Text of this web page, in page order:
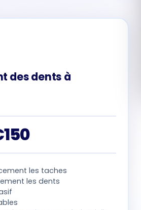
des dents à
les taches
les dents